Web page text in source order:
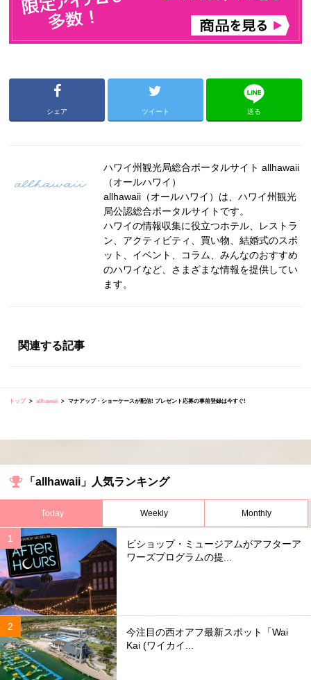
シェア ツイート 送る
ハワイ州観光局総合ポータルサイト allhawaii
（オールハワイ）
allhawaii（オールハワイ）は、ハワイ州観光
局公認総合ポータルサイトです。
ハワイの情報収集に役立つホテル、レストラ
ン、アクティビティ、買い物、結婚式のスポ
ット、イベント、コラム、みんなのおすすめ
のハワイなど、さまざまな情報を提供してい
ます。
関連する記事
トップ allhawaii マナアップ・ショーケースが配信! プレゼント応募の事前登録は今すぐ!
「allhawaii」人気ランキング
Today Weekly Monthly
ビショップ・ミュージアムがアフターア
ワーズプログラムの提...
今注目の西オアフ最新スポット「Wai
Kai (ワイカイ...